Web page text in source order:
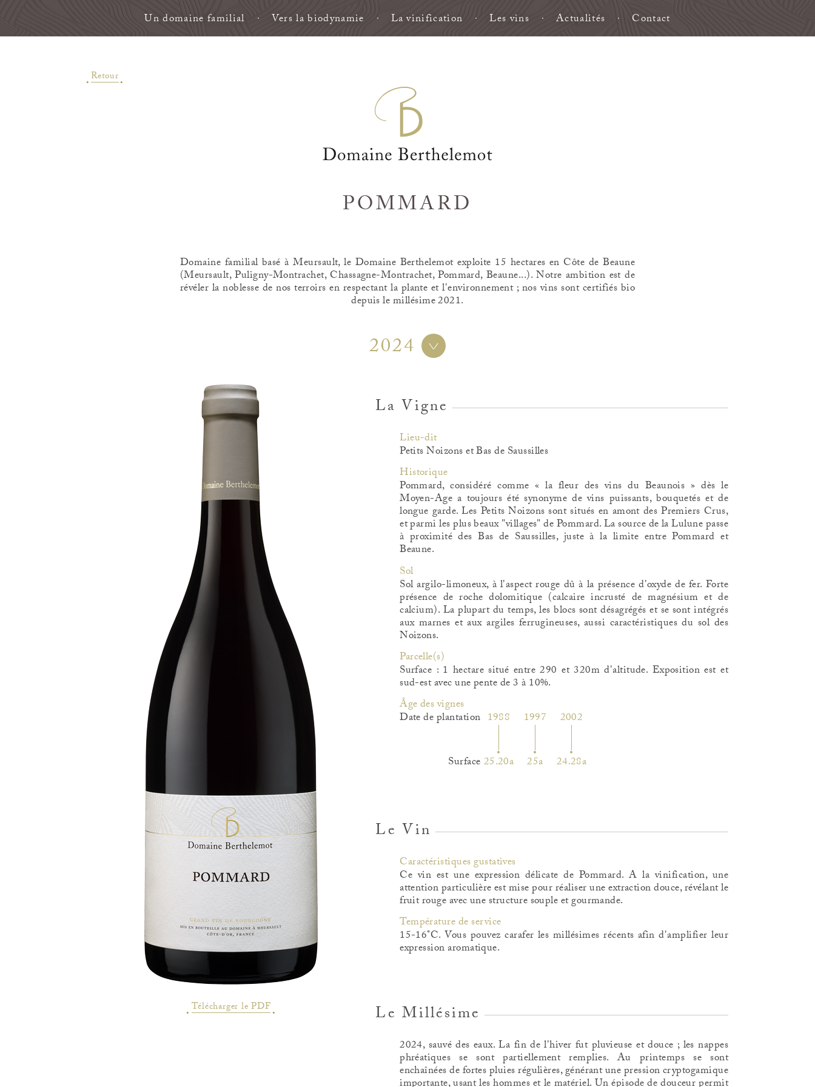
Un domaine familial Vers la biodynamie La vinification Les vins Actualités Contact
Retour
POMMARD
Domaine familial basé à Meursault, le Domaine Berthelemot exploite 15 hectares en Côte de Beaune
(Meursault, Puligny-Montrachet, Chassagne-Montrachet, Pommard, Beaune...). Notre ambition est de
révéler la noblesse de nos terroirs en respectant la plante et l'environnement ; nos vins sont certifiés bio
depuis le millésime 2021.
2024
Télécharger le PDF
La Vigne
Lieu-dit
Petits Noizons et Bas de Saussilles
Historique
Pommard, considéré comme « la fleur des vins du Beaunois » dès le
Moyen-Age a toujours été synonyme de vins puissants, bouquetés et de
longue garde. Les Petits Noizons sont situés en amont des Premiers Crus,
et parmi les plus beaux "villages" de Pommard. La source de la Lulune passe
à proximité des Bas de Saussilles, juste à la limite entre Pommard et
Beaune.
Sol
Sol argilo-limoneux, à l'aspect rouge dû à la présence d'oxyde de fer. Forte
présence de roche dolomitique (calcaire incrusté de magnésium et de
calcium). La plupart du temps, les blocs sont désagrégés et se sont intégrés
aux marnes et aux argiles ferrugineuses, aussi caractéristiques du sol des
Noizons.
Parcelle(s)
Surface : 1 hectare situé entre 290 et 320m d'altitude. Exposition est et
sud-est avec une pente de 3 à 10%.
ge des vignes
Date de plantation
Surface
1988
25.20a
1997
25a
2002
24.28a
Le Vin
Caractéristiques gustatives
Ce vin est une expression délicate de Pommard. A la vinification, une
attention particulière est mise pour réaliser une extraction douce, révélant le
fruit rouge avec une structure souple et gourmande.
Température de service
15-16°C. Vous pouvez carafer les millésimes récents afin d'amplifier leur
expression aromatique.
Le Millésime
2024, sauvé des eaux. La fin de l'hiver fut pluvieuse et douce ; les nappes
phréatiques se sont partiellement remplies. Au printemps se sont
enchaînées de fortes pluies régulières, générant une pression cryptogamique